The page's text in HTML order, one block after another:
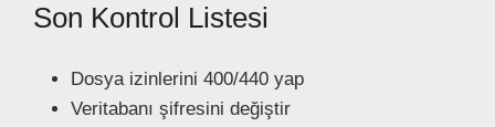
Son Kontrol Listesi
Dosya izinlerini 400/440 yap
Veritabanı şifresini değiştir